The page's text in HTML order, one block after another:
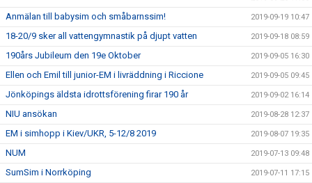
Anmälan till babysim och småbarnssim! 2019-09-19 10:47
18-20/9 sker all vattengymnastik på djupt vatten 2019-09-18 08:59
190års Jubileum den 19e Oktober 2019-09-05 16:30
Ellen och Emil till junior-EM i livräddning i Riccione 2019-09-05 09:45
Jönköpings äldsta idrottsförening firar 190 år 2019-09-02 16:14
NIU ansökan 2019-08-28 12:37
EM i simhopp i Kiev/UKR, 5-12/8 2019 2019-08-07 19:35
NUM 2019-07-13 09:48
SumSim i Norrköping 2019-07-11 17:15